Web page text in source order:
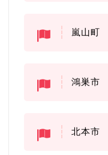
嵐山町
鴻巣市
北本市